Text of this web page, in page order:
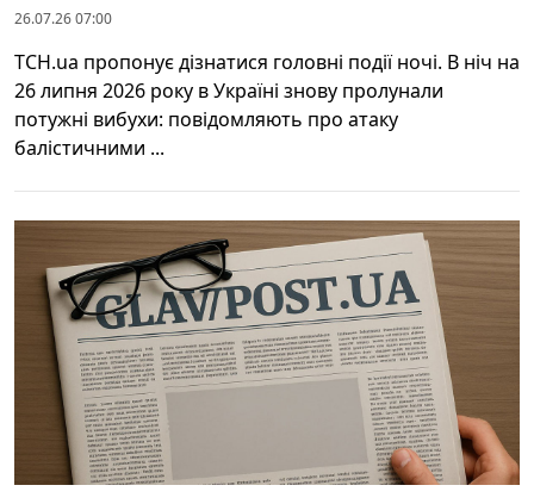
26.07.26 07:00
ТСН.ua пропонує дізнатися головні події ночі. В ніч на
26 липня 2026 року в Україні знову пролунали
потужні вибухи: повідомляють про атаку
балістичними ...